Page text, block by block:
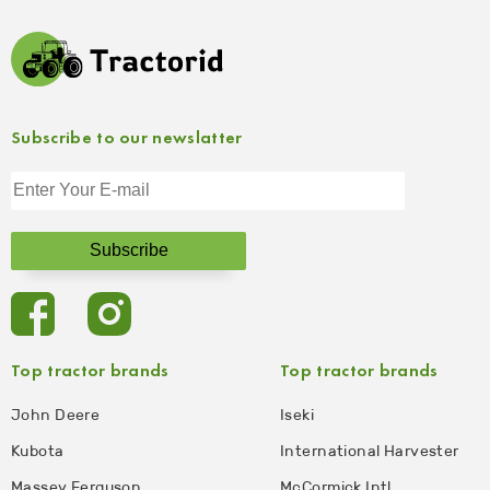
Top tractor brands
John Deere
Kubota
Top tractor brands
Iseki
International Harvester
Subscribe to our newslatter